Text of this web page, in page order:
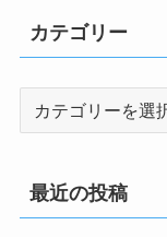
カテゴリー
リ
最近の投稿